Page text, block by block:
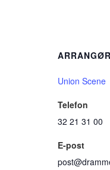
ARRANGØR
Union Scene
Telefon
32 21 31 00
E-post